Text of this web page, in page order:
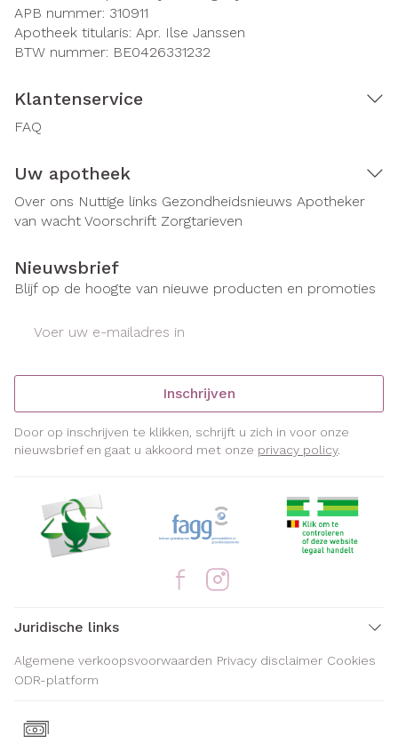
APB nummer: 310911
Apotheek titularis: Apr. Ilse Janssen
BTW nummer: BE0426331232
Klantenservice
FAQ
Uw apotheek
Over ons Nuttige links Gezondheidsnieuws Apotheker
van wacht Voorschrift Zorgtarieven
Nieuwsbrief
Blijf op de hoogte van nieuwe producten en promoties
Inschrijven
Door op inschrijven te klikken, schrijft u zich in voor onze
nieuwsbrief en gaat u akkoord met onze privacy policy.
Juridische links
Algemene verkoopsvoorwaarden Privacy disclaimer Cookies
ODR-platform